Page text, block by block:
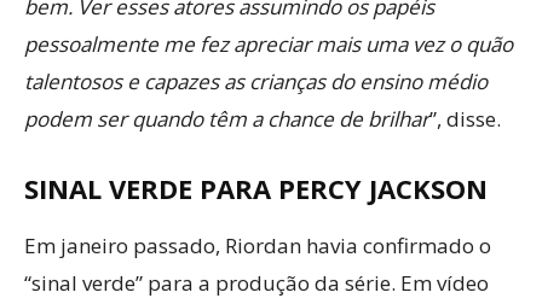
bem. Ver esses atores assumindo os papéis
pessoalmente me fez apreciar mais uma vez o quão
talentosos e capazes as crianças do ensino médio
podem ser quando têm a chance de brilhar”, disse.
SINAL VERDE PARA PERCY JACKSON
Em janeiro passado, Riordan havia confirmado o
“sinal verde” para a produção da série. Em vídeo